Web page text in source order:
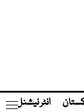
انٹر نیشنل